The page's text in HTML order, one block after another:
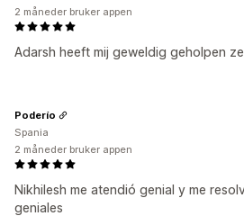
Adarsh heeft mij geweldig geholpen
2 måneder bruker appen
Nikhilesh me atendió genial y me
geniales
Poderío
Spania
2 måneder bruker appen